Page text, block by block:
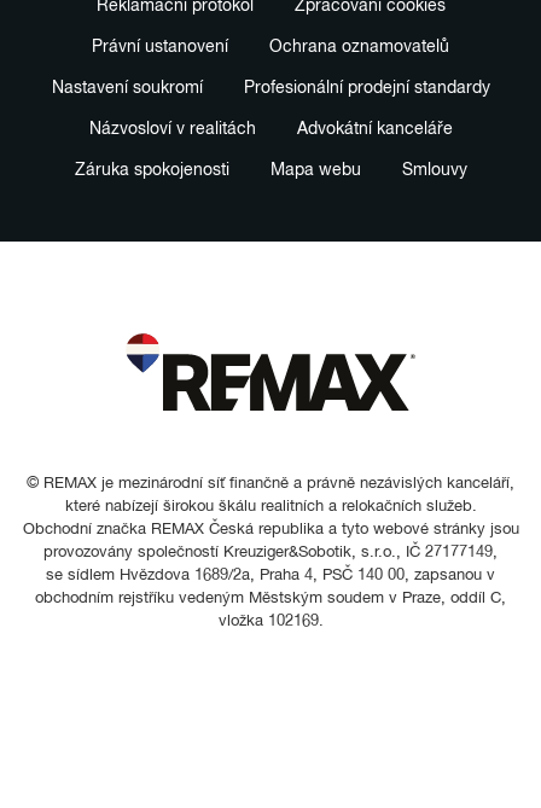
Reklamační protokol Zpracování cookies
Právní ustanovení Ochrana oznamovatelů
Nastavení soukromí Profesionální prodejní standardy
Názvosloví v realitách Advokátní kanceláře
Záruka spokojenosti Mapa webu Smlouvy
© REMAX je mezinárodní síť finančně a právně nezávislých kanceláří,
které nabízejí širokou škálu realitních a relokačních služeb.
Obchodní značka REMAX Česká republika a tyto webové stránky jsou
provozovány společností Kreuziger&Sobotik, s.r.o., IČ 27177149,
se sídlem Hvězdova 1689/2a, Praha 4, PSČ 140 00, zapsanou v
obchodním rejstříku vedeným Městským soudem v Praze, oddíl C,
vložka 102169.